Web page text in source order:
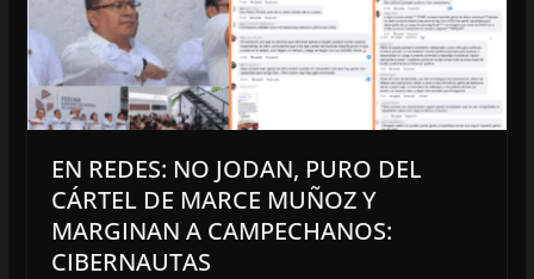
EN REDES: NO JODAN, PURO DEL
CÁRTEL DE MARCE MUÑOZ Y
MARGINAN A CAMPECHANOS:
CIBERNAUTAS